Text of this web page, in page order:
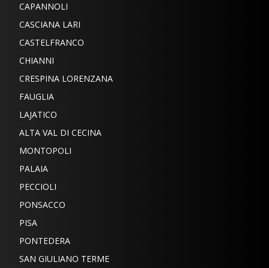
CAPANNOLI
CASCIANA LARI
CASTELFRANCO
CHIANNI
CRESPINA LORENZANA
FAUGLIA
LAJATICO
ALTA VAL DI CECINA
MONTOPOLI
PALAIA
PECCIOLI
PONSACCO
PISA
PONTEDERA
SAN GIULIANO TERME